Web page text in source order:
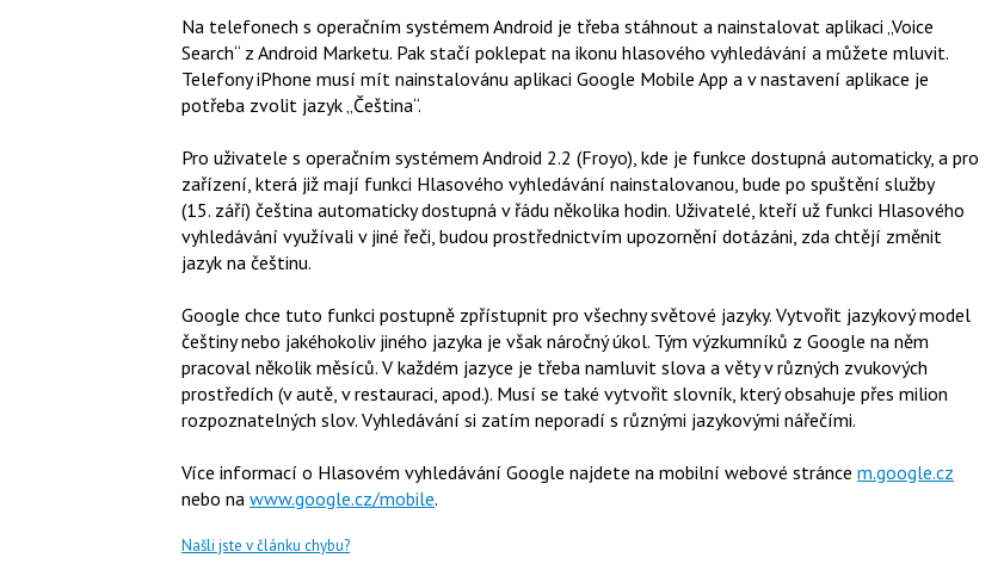
Na telefonech s operačním systémem Android je třeba stáhnout a nainstalovat aplikaci „Voice
Search“ z Android Marketu. Pak stačí poklepat na ikonu hlasového vyhledávání a můžete mluvit.
Telefony iPhone musí mít nainstalovánu aplikaci Google Mobile App a v nastavení aplikace je
potřeba zvolit jazyk „Čeština“.
Pro uživatele s operačním systémem Android 2.2 (Froyo), kde je funkce dostupná automaticky, a pro
zařízení, která již mají funkci Hlasového vyhledávání nainstalovanou, bude po spuštění služby
(15. září) čeština automaticky dostupná v řádu několika hodin. Uživatelé, kteří už funkci Hlasového
vyhledávání využívali v jiné řeči, budou prostřednictvím upozornění dotázáni, zda chtějí změnit
jazyk na češtinu.
Google chce tuto funkci postupně zpřístupnit pro všechny světové jazyky. Vytvořit jazykový model
češtiny nebo jakéhokoliv jiného jazyka je však náročný úkol. Tým výzkumníků z Google na něm
pracoval několik měsíců. V každém jazyce je třeba namluvit slova a věty v různých zvukových
prostředích (v autě, v restauraci, apod.). Musí se také vytvořit slovník, který obsahuje přes milion
rozpoznatelných slov. Vyhledávání si zatím neporadí s různými jazykovými nářečími.
Více informací o Hlasovém vyhledávání Google najdete na mobilní webové stránce m.google.cz
nebo na www.google.cz/mobile.
Našli jste v článku chybu?